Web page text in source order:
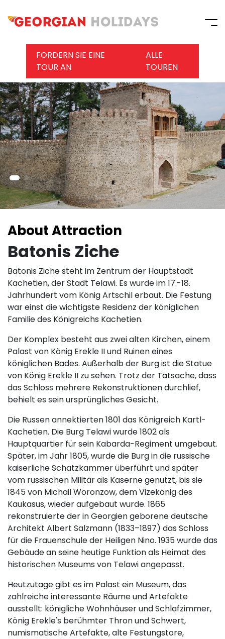
FORDERN SIE EINE
TOUR AN
ALLE
TOUREN
About Attraction
Batonis Ziche
Batonis Ziche steht im Zentrum der Hauptstadt
Kachetien, der Stadt Telawi. Es wurde im 17.-18.
Jahrhundert vom König Artschil erbaut. Die Festung
war einst die wichtigste Residenz der königlichen
Familie des Königreichs Kachetien.
Der Komplex besteht aus zwei alten Kirchen, einem
Palast von König Erekle II und Ruinen eines
königlichen Bades. Außerhalb der Burg ist die Statue
von König Erekle II zu sehen. Trotz der Tatsache, dass
das Schloss mehrere Rekonstruktionen durchlief,
behielt es sein ursprüngliches Gesicht.
Die Russen annektierten 1801 das Königreich Kartl-
Kachetien. Die Burg Telawi wurde 1802 als
Hauptquartier für sein Kabarda-Regiment umgebaut.
Später, im Jahr 1805, wurde die Burg in die russische
kaiserliche Schatzkammer überführt und später
vom russischen Militär als Kaserne genutzt, bis sie
1845 von Michail Woronzow, dem Vizekönig des
Kaukasus, wieder aufgebaut wurde. 1865
rekonstruierte der in Georgien geborene deutsche
Architekt Albert Salzmann (1833–1897) das Schloss
für die Frauenschule der Heiligen Nino. 1935 wurde das
Gebäude an seine heutige Funktion als Heimat des
historischen Museums von Telawi angepasst.
Heutzutage gibt es im Palast ein Museum, das
zahlreiche interessante Räume und Artefakte
ausstellt: königliche Wohnhäuser und Schlafzimmer,
König Erekle's berühmter Thron und Schwert,
numismatische Artefakte, alte Festungstore,